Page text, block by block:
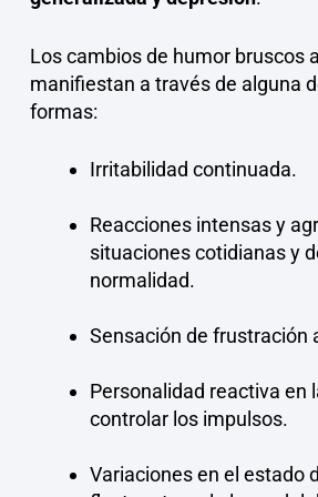
Los cambios de humor bruscos
manifiestan a través de alguna
formas:
Irritabilidad continuada.
Reacciones intensas y
situaciones cotidianas y
normalidad.
Sensación de frustración
Personalidad reactiva en
controlar los impulsos.
Variaciones en el estado